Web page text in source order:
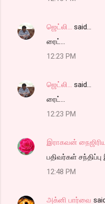
ஜெட்லி...
said…
ரைட்...
12:23 PM
ஜெட்லி...
said…
ரைட்...
12:23 PM
இராகவன்
பதிவர்கள்
12:48 PM
அக்னி பார்வை